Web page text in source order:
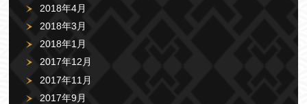
2018年4月
2018年3月
2018年1月
2017年12月
2017年11月
2017年9月